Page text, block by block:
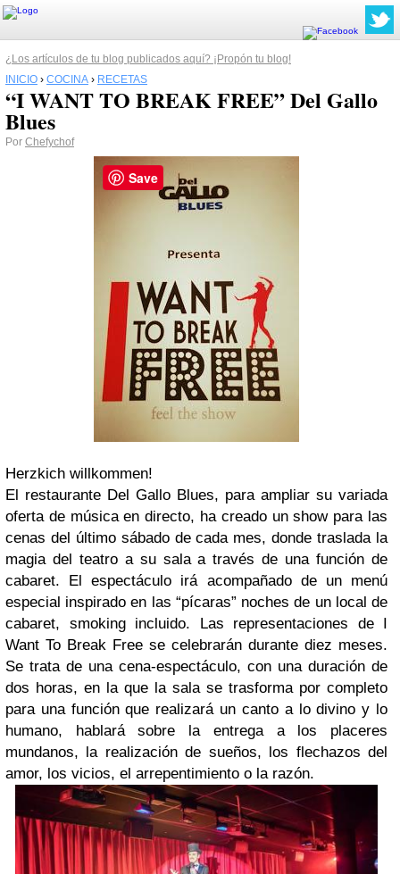
¿Los artículos de tu blog publicados aquí? ¡Propón tu blog!
INICIO › COCINA › RECETAS
“I WANT TO BREAK FREE” Del Gallo
Blues
Por Chefychof
Herzkich willkommen!
El restaurante Del Gallo Blues, para ampliar su variada
oferta de música en directo, ha creado un show para las
cenas del último sábado de cada mes, donde traslada la
magia del teatro a su sala a través de una función de
cabaret. El espectáculo irá acompañado de un menú
especial inspirado en las “pícaras” noches de un local de
cabaret, smoking incluido. Las representaciones de I
Want To Break Free se celebrarán durante diez meses.
Se trata de una cena-espectáculo, con una duración de
dos horas, en la que la sala se trasforma por completo
para una función que realizará un canto a lo divino y lo
humano, hablará sobre la entrega a los placeres
mundanos, la realización de sueños, los flechazos del
amor, los vicios, el arrepentimiento o la razón.
Save